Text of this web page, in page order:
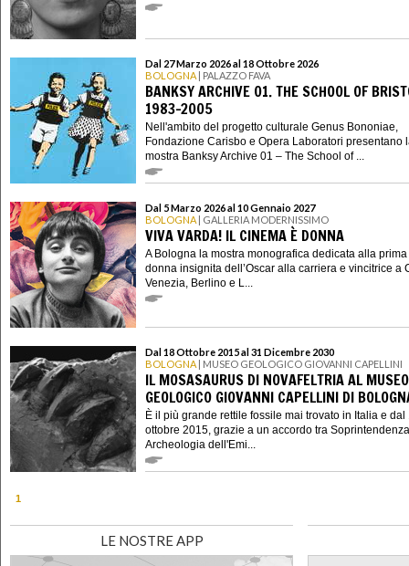
Dal 27 Marzo 2026 al 18 Ottobre 2026
BOLOGNA | PALAZZO FAVA
BANKSY ARCHIVE 01. THE SCHOOL OF
1983-2005
Nell'ambito del progetto culturale Genus Bononiae,
Fondazione Carisbo e Opera Laboratori presentano
mostra Banksy Archive 01 – The School of ...
Dal 5 Marzo 2026 al 10 Gennaio 2027
BOLOGNA | GALLERIA MODERNISSIMO
VIVA VARDA! IL CINEMA È DONNA
A Bologna la mostra monografica dedicata alla
donna insignita dell’Oscar alla carriera e vincitrice a
Venezia, Berlino e L...
Dal 18 Ottobre 2015 al 31 Dicembre 2030
BOLOGNA | MUSEO GEOLOGICO GIOVANNI CAPELLINI
IL MOSASAURUS DI NOVAFELTRIA AL MUSEO
GEOLOGICO GIOVANNI CAPELLINI DI
È il più grande rettile fossile mai trovato in Italia e dal
ottobre 2015, grazie a un accordo tra Soprintendenza
Archeologia dell'Emi...
1
LE NOSTRE APP